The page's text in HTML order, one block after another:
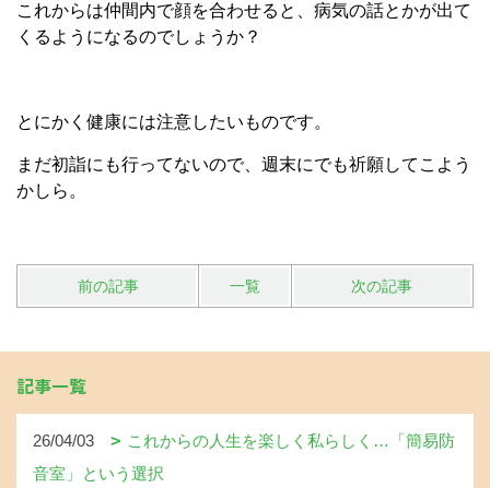
これからは仲間内で顔を合わせると、病気の話とかが出て
くるようになるのでしょうか？
とにかく健康には注意したいものです。
まだ初詣にも行ってないので、週末にでも祈願してこよう
かしら。
前の記事 一覧 次の記事
記事一覧
26/04/03
これからの人生を楽しく私らしく…「簡易防
音室」という選択